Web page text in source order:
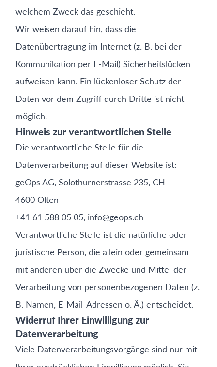
welchem Zweck das geschieht.
Wir weisen darauf hin, dass die
Datenübertragung im Internet (z. B. bei der
Kommunikation per E-Mail) Sicherheitslücken
aufweisen kann. Ein lückenloser Schutz der
Daten vor dem Zugriff durch Dritte ist nicht
möglich.
Hinweis zur verantwortlichen Stelle
Die verantwortliche Stelle für die
Datenverarbeitung auf dieser Website ist:
geOps AG, Solothurnerstrasse 235, CH-
4600 Olten
+41 61 588 05 05, info@geops.ch
Verantwortliche Stelle ist die natürliche oder
juristische Person, die allein oder gemeinsam
mit anderen über die Zwecke und Mittel der
Verarbeitung von personenbezogenen Daten (z.
B. Namen, E-Mail-Adressen o. Ä.) entscheidet.
Widerruf Ihrer Einwilligung zur
Datenverarbeitung
Viele Datenverarbeitungsvorgänge sind nur mit